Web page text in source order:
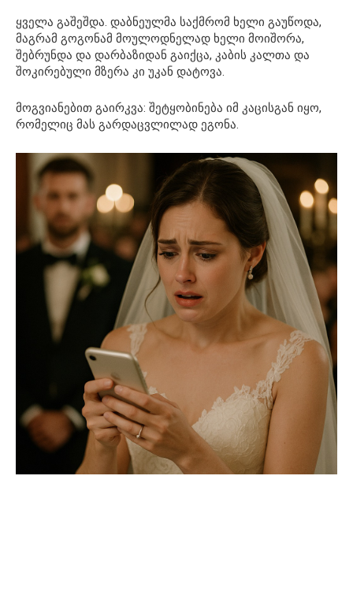
ყველა გაშეშდა. დაბნეულმა საქმრომ ხელი გაუწოდა,
მაგრამ გოგონამ მოულოდნელად ხელი მოიშორა,
შებრუნდა და დარბაზიდან გაიქცა, კაბის კალთა და
შოკირებული მზერა კი უკან დატოვა.
მოგვიანებით გაირკვა: შეტყობინება იმ კაცისგან იყო,
რომელიც მას გარდაცვლილად ეგონა.